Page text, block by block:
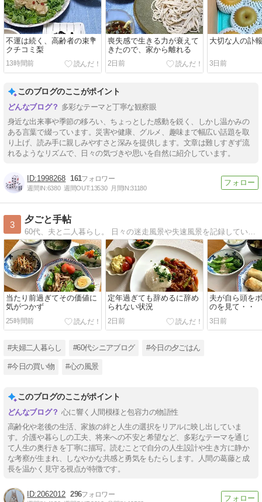
不運は続く、高齢者の束💐
クチコミ梨
13時間前
喪失感で生きる力が衰えて
きたので、家から離れる
2日前
大切な人の訃
3日前
このブログのここがポイント
多彩なテーマと丁寧な観察眼
身近な出来事や季節の移ろい、ちょっとした感動を鋭く、しかし温かみの
ある言葉で綴っています。災害や健康、グルメ、趣味まで幅広い話題を取
り上げ、読み手に親しみやすさと深みを提供します。文章は難しすぎず流
れるようなリズムで、日々の気づきや思いを自然に紹介しています。
1998268 161
週間IN:6380 週間OUT:13530 月間IN:31180
3
夕ごと手帖
当たり前過ぎてその価値に
気がつかず
25時間前
定年過ぎても辞めるに辞め
られない状況
2日前
夫が自ら頭を
のを見て・・
3日前
#夫婦二人暮らし #60代シニアブログ #今日の夕ごはん
#今日の買い物 #心の風景
このブログのここがポイント
心に響く人間模様と包容力の物語性
高齢化や老後の生活、家族の絆と人生の選択をリアルに映し出していま
す。介護や暮らしの工夫、将来への不安と希望など、多彩なテーマを通じ
て人生の奥行きを丁寧に描写。読むことで自分の人生設計や生き方に静か
な考察が生まれ、しなやかな共感と勇気をもたらします。人間の葛藤と成
長を温かく見守る視点が特徴です。
2062012 296